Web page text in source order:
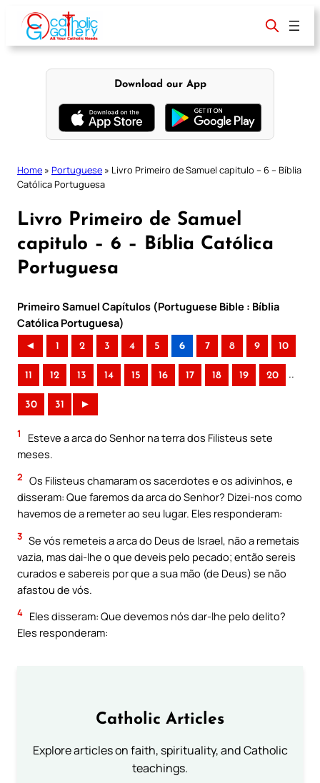
content
Download our App
Home » Portuguese » Livro Primeiro de Samuel capitulo – 6 – Bíblia
Católica Portuguesa
Livro Primeiro de Samuel
capitulo – 6 – Bíblia Católica
Portuguesa
Primeiro Samuel Capítulos (Portuguese Bible : Bíblia
Católica Portuguesa)
◄ 1 2 3 4 5 6 7 8 9 10
11 12 13 14 15 16 17 18 19 20 ..
30 31 ►
1
Esteve a arca do Senhor na terra dos Filisteus sete
meses.
2 Os Filisteus chamaram os sacerdotes e os adivinhos, e
disseram: Que faremos da arca do Senhor? Dizei-nos como
havemos de a remeter ao seu lugar. Eles responderam:
3 Se vós remeteis a arca do Deus de Israel, não a remetais
vazia, mas dai-lhe o que deveis pelo pecado; então sereis
curados e sabereis por que a sua mão (de Deus) se não
afastou de vós.
4 Eles disseram: Que devemos nós dar-lhe pelo delito?
Eles responderam:
Catholic Articles
Explore articles on faith, spirituality, and Catholic
teachings.